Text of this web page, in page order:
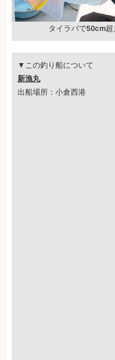
タイラバで50cm
▼この釣り船について
新漁丸
出船場所：小倉西港